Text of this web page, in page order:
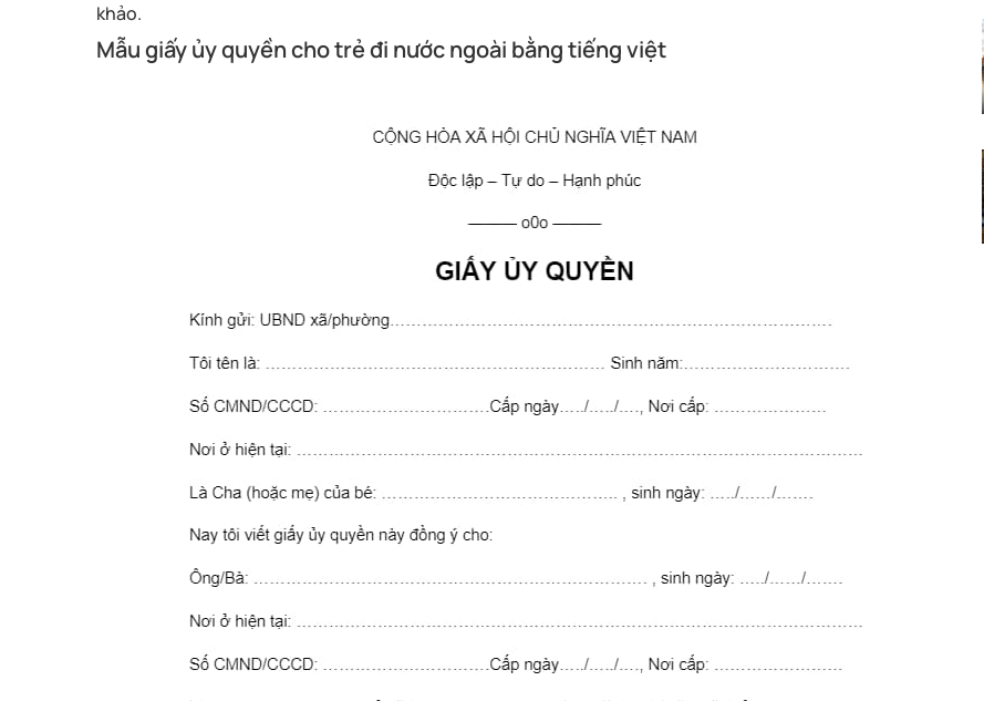
khảo.
Mẫu giấy ủy quyền cho trẻ đi nước ngoài bằng tiếng việt